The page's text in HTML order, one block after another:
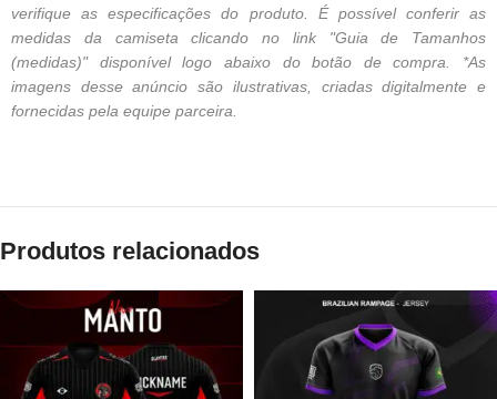
verifique as especificações do produto. É possível conferir as
medidas da camiseta clicando no link "Guia de Tamanhos
(medidas)" disponível logo abaixo do botão de compra. *As
imagens desse anúncio são ilustrativas, criadas digitalmente e
fornecidas pela equipe parceira.
Produtos relacionados